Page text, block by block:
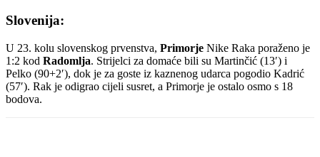
Slovenija:
U 23. kolu slovenskog prvenstva, Primorje Nike Raka poraženo je
1:2 kod Radomlja. Strijelci za domaće bili su Martinčić (13′) i
Pelko (90+2′), dok je za goste iz kaznenog udarca pogodio Kadrić
(57′). Rak je odigrao cijeli susret, a Primorje je ostalo osmo s 18
bodova.